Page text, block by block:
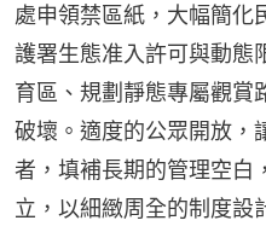
處申領禁區紙，大幅簡化
護署生態准入許可與動態
育區、規劃靜態專屬觀賞
破壞。適度的公眾開放，
者，填補長期的管理空白
立，以細緻周全的制度設